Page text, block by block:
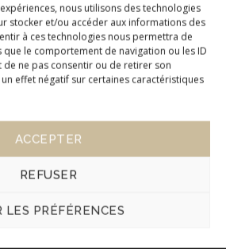
nous utilisons des technologies
stocker et/ou accéder aux informations des
à ces technologies nous permettra de
le comportement de navigation ou les ID
de ne pas consentir ou de retirer son
effet négatif sur certaines caractéristiques
ACCEPTER
REFUSER
LES PRÉFÉRENCES